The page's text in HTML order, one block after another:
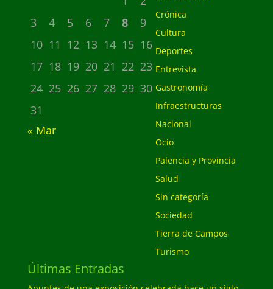
3
4 5 6 7 8
9
10 11 12 13 14 15 16
17 18 19 20 21 22 23
24 25 26 27 28 29 30
31
« Mar
Crónica
Cultura
Deportes
Entrevista
Gastronomía
Infraestructuras
Nacional
Ocio
Palencia y Provincia
Salud
Sin categoría
Sociedad
Tierra de Campos
Turismo
Últimas Entradas